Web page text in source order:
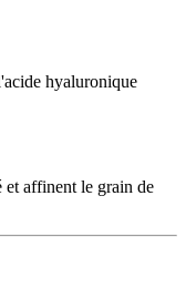
hyaluronique
et affinent le grain de